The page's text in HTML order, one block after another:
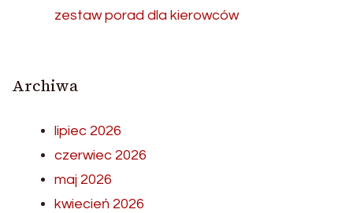
zestaw porad dla kierowców
Archiwa
lipiec 2026
czerwiec 2026
maj 2026
kwiecień 2026